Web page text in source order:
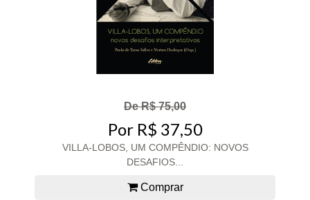
De R$ 75,00
Por R$ 37,50
VILLA-LOBOS, UM COMPÊNDIO: NOVOS
DESAFIOS...
Comprar